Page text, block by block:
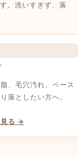
。洗いすぎず、落
、毛穴汚れ、ベース
落としたい方へ。
見る →